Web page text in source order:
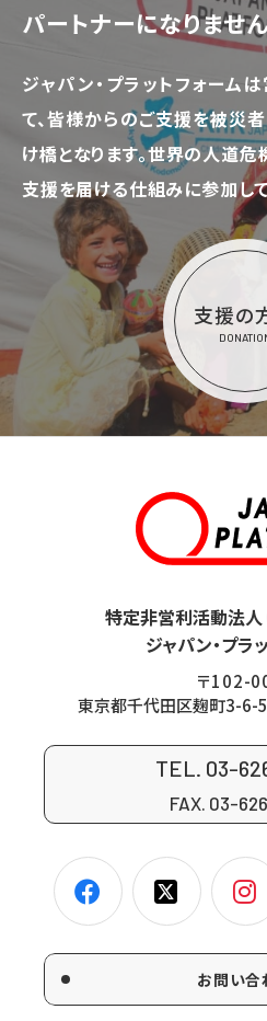
パートナーになりませ
ジャパン・プラットフォーム
て、皆様からのご支援を被災
け橋となります。世界の人道危
支援を届ける仕組みに参加し
支援の
特定非営利活動法人
ジャパン・プラ
〒102-
東京都千代田区麹町3-6-
TEL. 03-
FAX. 03-
お問い合